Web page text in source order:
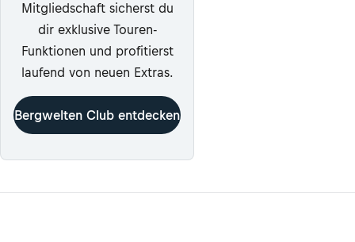
Mitgliedschaft sicherst du
dir exklusive Touren-
Funktionen und profitierst
laufend von neuen Extras.
Bergwelten Club entdecken